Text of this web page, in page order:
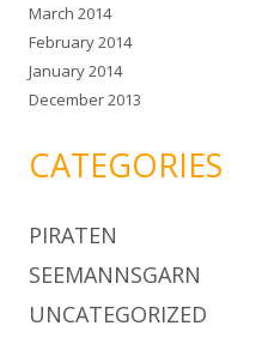
March 2014
February 2014
January 2014
December 2013
CATEGORIES
PIRATEN
SEEMANNSGARN
UNCATEGORIZED